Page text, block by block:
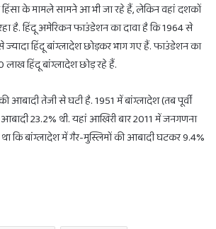
हिंसा के मामले सामने आ भी जा रहे हैं, लेकिन वहां दशकों
है. हिंदू अमेरिकन फाउंडेशन का दावा है कि 1964 से
हिंदू बांग्लादेश छोड़कर भाग गए हैं. फाउंडेशन का
हिंदू बांग्लादेश छोड़ रहे हैं.
आबादी तेजी से घटी है. 1951 में बांग्लादेश (तब पूर्वी
23.2% थी. यहां आखिरी बार 2011 में जनगणना
कि बांग्लादेश में गैर-मुस्लिमों की आबादी घटकर 9.4%